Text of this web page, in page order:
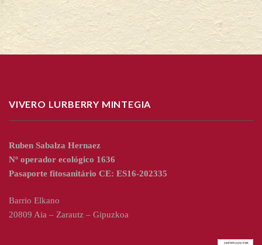
VIVERO LURBERRY MINTEGIA
Ruben Sabalza Hernaez
Nº operador ecológico 1636
Pasaporte fitosanitário CE: ES16-202335
Barrio Elkano
20809 Aia – Zarautz – Gipuzkoa